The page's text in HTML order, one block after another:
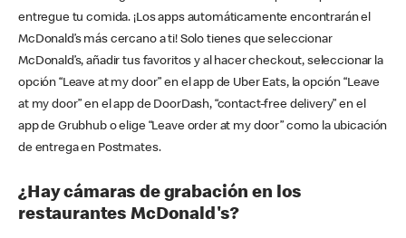
entregue tu comida. ¡Los apps automáticamente encontrarán el
McDonald’s más cercano a ti! Solo tienes que seleccionar
McDonald’s, añadir tus favoritos y al hacer checkout, seleccionar la
opción “Leave at my door” en el app de Uber Eats, la opción “Leave
at my door” en el app de DoorDash, “contact-free delivery” en el
app de Grubhub o elige “Leave order at my door” como la ubicación
de entrega en Postmates.
¿Hay cámaras de grabación en los
restaurantes McDonald's?